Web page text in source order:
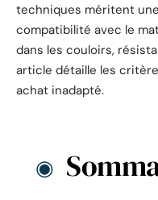
techniques méritent
compatibilité avec le
dans les couloirs,
article détaille les
achat inadapté.